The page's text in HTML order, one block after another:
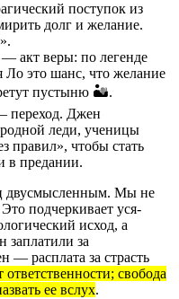
поступок из
долг и желание.
акт веры: по легенде
Ло это шанс, что желание
пустыню 🏜️.
переход. Джен
леди, ученицы
правил», чтобы стать
в предании.
двусмысленным. Мы не
подчеркивает уся-
исход, а
за
— расплата за страсть
свобода
ее вслух.